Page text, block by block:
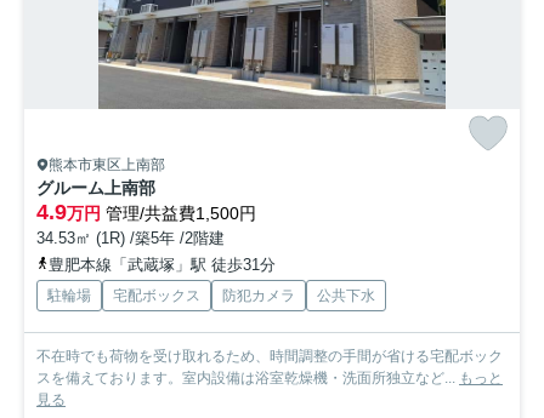
熊本市東区上南部
グルーム上南部
4.9万円 管理/共益費1,500円
34.53㎡ (1R) /築5年 /2階建
豊肥本線「武蔵塚」駅 徒歩31分
駐輪場 宅配ボックス 防犯カメラ 公共下水
不在時でも荷物を受け取れるため、時間調整の手間が省ける宅配ボック
スを備えております。室内設備は浴室乾燥機・洗面所独立など... もっと
見る